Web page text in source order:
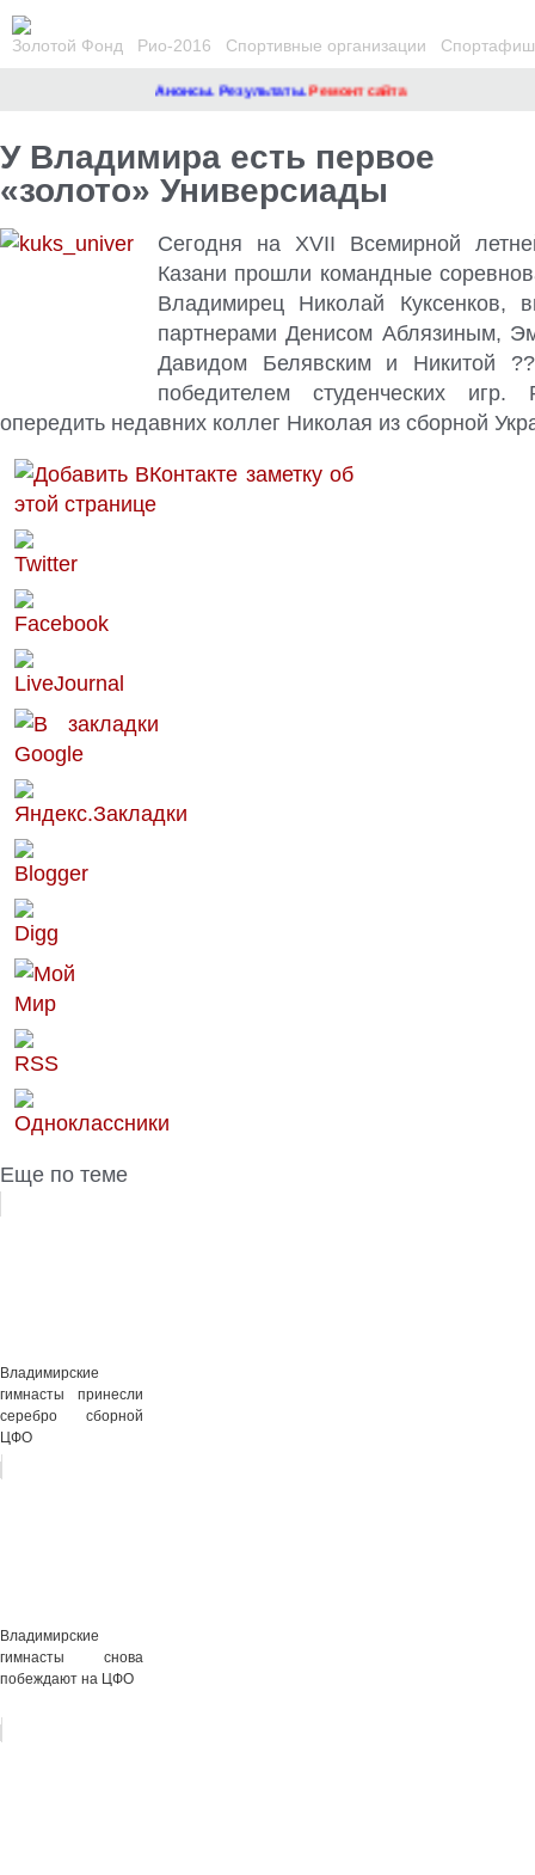
Золотой Фонд Рио-2016 Спортивные организации
Анонсы. Результаты.Ремонт сайта
У Владимира есть первое
«золото» Универсиады
Сегодня на XVII Всемирной
Казани прошли командные
Владимирец Николай Куксенков,
партнерами Денисом Аблязиным,
Давидом Белявским и Никитой
победителем студенческих игр.
опередить недавних коллег Николая из сборной
Еще по теме
Владимирские
гимнасты принесли
серебро сборной
ЦФО
Владимирские
гимнасты снова
побеждают на ЦФО